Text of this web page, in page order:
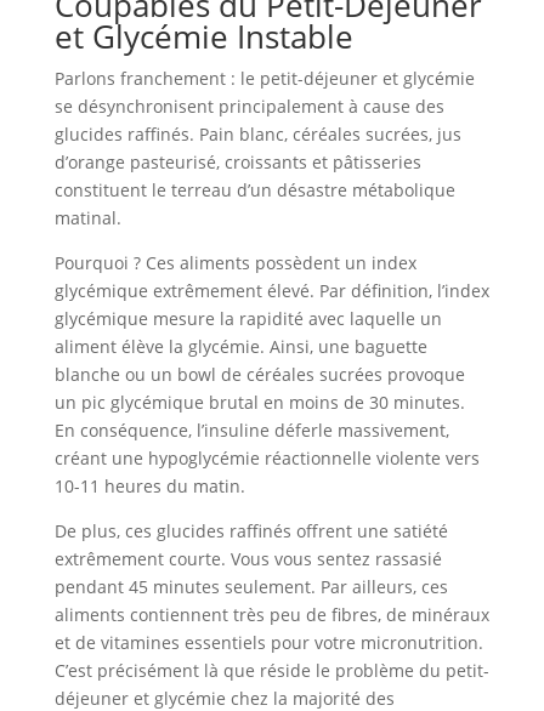
et Glycémie Instable
Parlons franchement : le petit-déjeuner et glycémie
se désynchronisent principalement à cause des
glucides raffinés. Pain blanc, céréales sucrées, jus
d’orange pasteurisé, croissants et pâtisseries
constituent le terreau d’un désastre métabolique
matinal.
Pourquoi ? Ces aliments possèdent un index
glycémique extrêmement élevé. Par définition, l’index
glycémique mesure la rapidité avec laquelle un
aliment élève la glycémie. Ainsi, une baguette
blanche ou un bowl de céréales sucrées provoque
un pic glycémique brutal en moins de 30 minutes.
En conséquence, l’insuline déferle massivement,
créant une hypoglycémie réactionnelle violente vers
10-11 heures du matin.
De plus, ces glucides raffinés offrent une satiété
extrêmement courte. Vous vous sentez rassasié
pendant 45 minutes seulement. Par ailleurs, ces
aliments contiennent très peu de fibres, de minéraux
et de vitamines essentiels pour votre micronutrition.
C’est précisément là que réside le problème du petit-
déjeuner et glycémie chez la majorité des